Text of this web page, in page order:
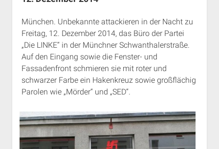
RSS-Feeds, Twitter & Facebook
Bibliothek
Kontakt & PGP-Key
München. Unbekannte attackieren in der Nacht zu
Freitag, 12. Dezember 2014, das Büro der Partei
„Die LINKE“ in der Münchner Schwanthalerstraße.
Auf den Eingang sowie die Fenster- und
Fassadenfront schmieren sie mit roter und
schwarzer Farbe ein Hakenkreuz sowie großflächig
Parolen wie „Mörder“ und „SED“.